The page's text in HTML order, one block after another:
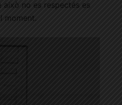
això no es respectés es
moment.